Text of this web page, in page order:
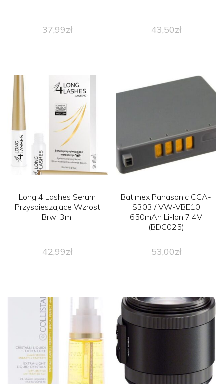
37,99zł 43,50zł
Long 4 Lashes Serum
Przyspieszające Wzrost
Brwi 3ml
42,99zł
Batimex Panasonic CGA-
S303 / VW-VBE10
650mAh Li-Ion 7,4V
(BDC025)
53,00zł